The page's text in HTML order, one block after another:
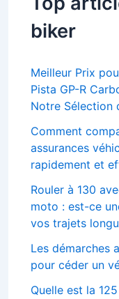
biker
Meilleur Prix
Pista GP-R
Notre Sélection
Comment
assurances
rapidement et
Rouler à 130
moto : est-ce
vos trajets
Les démarches
pour céder un
Quelle est la